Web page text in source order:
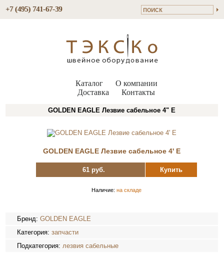
+7 (495) 741-67-39
Каталог
О компании
Доставка
Контакты
GOLDEN EAGLE Лезвие сабельное 4" E
GOLDEN EAGLE Лезвие сабельное 4' E
61 руб. Купить
Наличие: на складе
Бренд:GOLDEN EAGLE
Категория:запчасти
Подкатегория:лезвия сабельные